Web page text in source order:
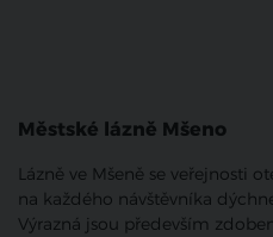
Městské lázně Mšeno
Lázně ve Mšeně se veřejnosti
na každého návštěvníka
Výrazná jsou především